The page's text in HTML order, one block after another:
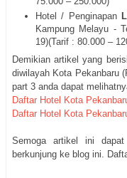
Hotel / Penginapan
Kampung Melayu -
19)(Tarif : 80.000 –
Demikian artikel yang
diwilayah Kota Pekanbaru
part 3 anda dapat
Daftar Hotel Kota
Daftar Hotel Kota
Semoga artikel ini
berkunjung ke blog ini.